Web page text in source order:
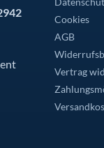
Cookies
AGB
Vertrag